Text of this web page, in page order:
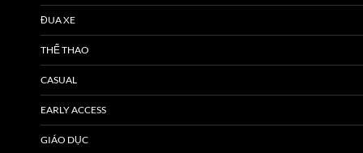
ĐUA XE
THỂ THAO
CASUAL
EARLY ACCESS
GIÁO DỤC